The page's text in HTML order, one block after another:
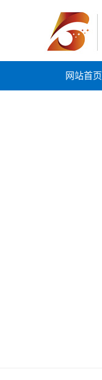
网站首页